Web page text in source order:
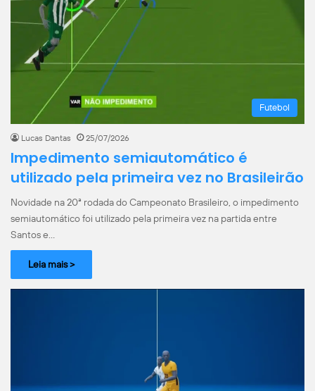
Futebol
Lucas Dantas 25/07/2026
Impedimento semiautomático é
utilizado pela primeira vez no Brasileirão
Novidade na 20ª rodada do Campeonato Brasileiro, o impedimento
semiautomático foi utilizado pela primeira vez na partida entre
Santos e…
Leia mais >